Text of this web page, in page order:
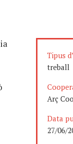
Tipus
treball
Arç
Data
27/06/